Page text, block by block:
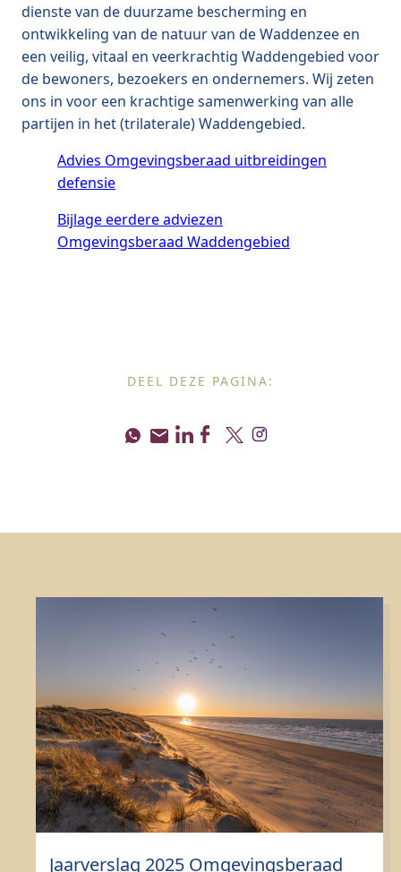
dienste van de duurzame bescherming en
ontwikkeling van de natuur van de Waddenzee en
een veilig, vitaal en veerkrachtig Waddengebied voor
de bewoners, bezoekers en ondernemers. Wij zeten
ons in voor een krachtige samenwerking van alle
partijen in het (trilaterale) Waddengebied.
Advies Omgevingsberaad uitbreidingen
defensie
Bijlage eerdere adviezen
Omgevingsberaad Waddengebied
DEEL DEZE PAGINA:
Jaarverslag 2025 Omgevingsberaad